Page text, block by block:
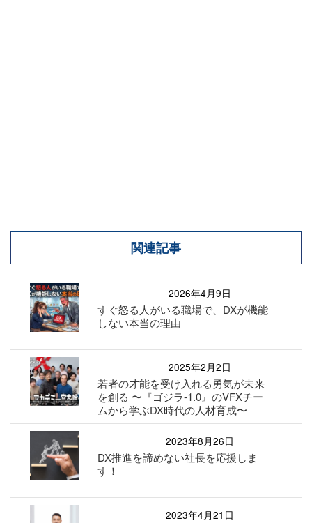
関連記事
2026年4月9日
すぐ怒る人がいる職場で、DXが機能
しない本当の理由
2025年2月2日
若者の才能を受け入れる勇気が未来
を創る 〜『ゴジラ-1.0』のVFXチー
ムから学ぶDX時代の人材育成〜
2023年8月26日
DX推進を諦めない社長を応援しま
す！
2023年4月21日